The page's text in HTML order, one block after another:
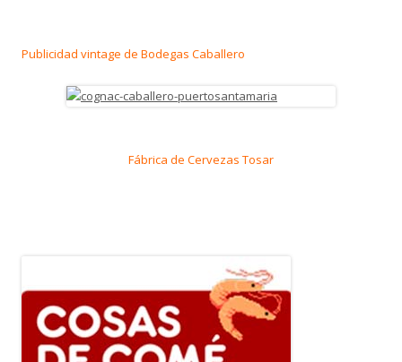
Publicidad vintage de Bodegas Caballero
Fábrica de Cervezas Tosar